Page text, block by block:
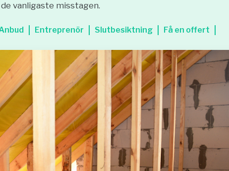
vanligaste misstagen.
Entreprenör Slutbesiktning Få en offert